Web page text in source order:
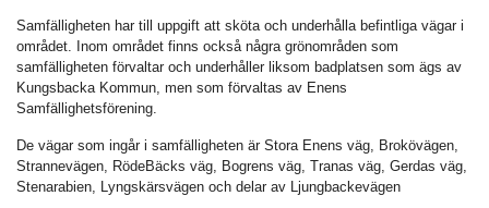
Samfälligheten har till uppgift att sköta och underhålla befintliga vägar i
området. Inom området finns också några grönområden som
samfälligheten förvaltar och underhåller liksom badplatsen som ägs av
Kungsbacka Kommun, men som förvaltas av Enens
Samfällighetsförening.
De vägar som ingår i samfälligheten är Stora Enens väg, Brokövägen,
Strannevägen, RödeBäcks väg, Bogrens väg, Tranas väg, Gerdas väg,
Stenarabien, Lyngskärsvägen och delar av Ljungbackevägen